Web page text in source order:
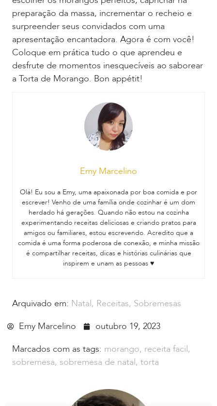
preparação da massa, incrementar o recheio e
surpreender seus convidados com uma
apresentação encantadora. Agora é com você!
Coloque em prática tudo o que aprendeu e
desfrute de momentos inesquecíveis ao saborear
a Torta de Morango. Bon appétit!
Emy Marcelino
Olá! Eu sou a Emy, uma apaixonada por boa comida e por
escrever! Venho de uma família onde cozinhar é um dom
herdado há gerações. Quando não estou na cozinha
experimentando receitas deliciosas e criando pratos para
amigos ou familiares, estou escrevendo. Acredito que a
comida é uma forma poderosa de conexão, e minha missão
é compartilhar receitas, dicas e histórias culinárias que
inspirem e unam as pessoas ♥
Arquivado em: Natal, Receitas, Sobremesas
Emy Marcelino
outubro 19, 2023
Marcados com as tags: morango, receita facil,
sobremesa, sobremesa de natal, torta